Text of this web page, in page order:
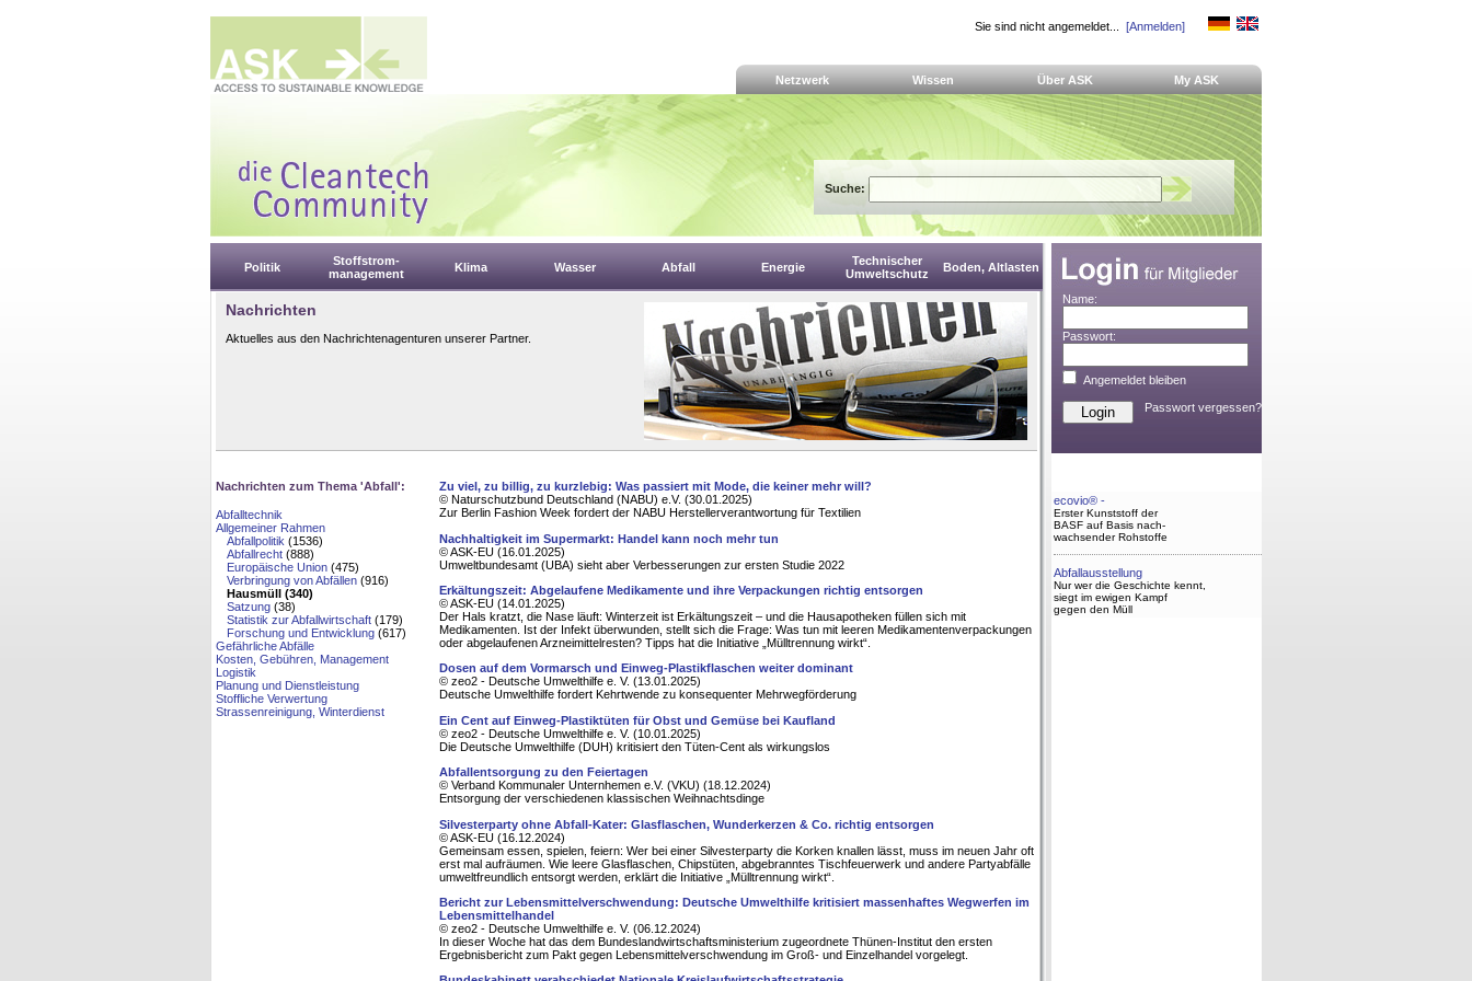
Sie sind nicht angemeldet... [Anmelden]
Netzwerk Wissen Über ASK My ASK
Suche:
Politik
Stoffstrom-
management
Klima Wasser Abfall Energie
Technischer
Umweltschutz
Boden, Altlasten
Nachrichten
Aktuelles aus den Nachrichtenagenturen unserer Partner.
Nachrichten zum Thema 'Abfall':
Abfalltechnik
Allgemeiner Rahmen
Abfallpolitik (1536)
Abfallrecht (888)
Europäische Union (475)
Verbringung von Abfällen (916)
Hausmüll (340)
Satzung (38)
Statistik zur Abfallwirtschaft (179)
Forschung und Entwicklung (617)
Gefährliche Abfälle
Kosten, Gebühren, Management
Logistik
Planung und Dienstleistung
Stoffliche Verwertung
Strassenreinigung, Winterdienst
Zu viel, zu billig, zu kurzlebig: Was passiert mit Mode, die keiner mehr will?
© Naturschutzbund Deutschland (NABU) e.V. (30.01.2025)
Zur Berlin Fashion Week fordert der NABU Herstellerverantwortung für Textilien
Nachhaltigkeit im Supermarkt: Handel kann noch mehr tun
© ASK-EU (16.01.2025)
Umweltbundesamt (UBA) sieht aber Verbesserungen zur ersten Studie 2022
Erkältungszeit: Abgelaufene Medikamente und ihre Verpackungen richtig entsorgen
© ASK-EU (14.01.2025)
Der Hals kratzt, die Nase läuft: Winterzeit ist Erkältungszeit – und die Hausapotheken füllen sich mit
Medikamenten. Ist der Infekt überwunden, stellt sich die Frage: Was tun mit leeren Medikamentenverpackungen
oder abgelaufenen Arzneimittelresten? Tipps hat die Initiative „Mülltrennung wirkt“.
Dosen auf dem Vormarsch und Einweg-Plastikflaschen weiter dominant
© zeo2 - Deutsche Umwelthilfe e. V. (13.01.2025)
Deutsche Umwelthilfe fordert Kehrtwende zu konsequenter Mehrwegförderung
Ein Cent auf Einweg-Plastiktüten für Obst und Gemüse bei Kaufland
© zeo2 - Deutsche Umwelthilfe e. V. (10.01.2025)
Die Deutsche Umwelthilfe (DUH) kritisiert den Tüten-Cent als wirkungslos
Abfallentsorgung zu den Feiertagen
© Verband Kommunaler Unternhemen e.V. (VKU) (18.12.2024)
Entsorgung der verschiedenen klassischen Weihnachtsdinge
Silvesterparty ohne Abfall-Kater: Glasflaschen, Wunderkerzen & Co. richtig entsorgen
© ASK-EU (16.12.2024)
Gemeinsam essen, spielen, feiern: Wer bei einer Silvesterparty die Korken knallen lässt, muss im neuen Jahr oft
erst mal aufräumen. Wie leere Glasflaschen, Chipstüten, abgebranntes Tischfeuerwerk und andere Partyabfälle
umweltfreundlich entsorgt werden, erklärt die Initiative „Mülltrennung wirkt“.
Bericht zur Lebensmittelverschwendung: Deutsche Umwelthilfe kritisiert massenhaftes Wegwerfen im
Lebensmittelhandel
© zeo2 - Deutsche Umwelthilfe e. V. (06.12.2024)
In dieser Woche hat das dem Bundeslandwirtschaftsministerium zugeordnete Thünen-Institut den ersten
Ergebnisbericht zum Pakt gegen Lebensmittelverschwendung im Groß- und Einzelhandel vorgelegt.
Name:
Passwort:
Angemeldet bleiben
Passwort vergessen?
ecovio® -
Erster Kunststoff der
BASF auf Basis nach-
wachsender Rohstoffe
Abfallausstellung
Nur wer die Geschichte kennt,
siegt im ewigen Kampf
gegen den Müll